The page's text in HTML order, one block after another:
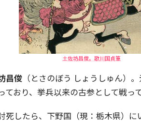
土佐坊昌俊。歌川国貞筆
昌俊 （とさのぼう しょうしゅん）
おり、挙兵以来の古参として戦っ
死したら、下野国（現：栃木県）